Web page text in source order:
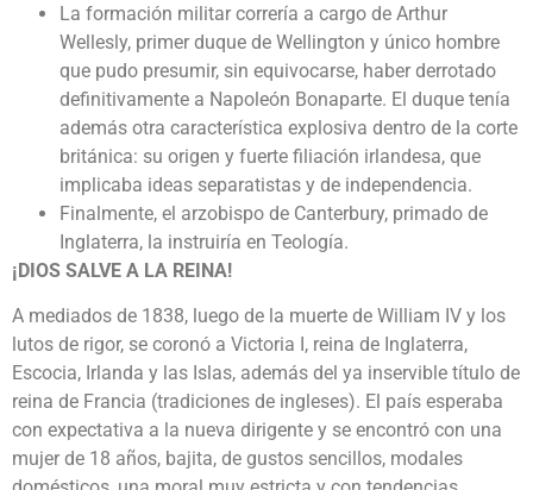
La formación militar correría a cargo de Arthur
Wellesly, primer duque de Wellington y único hombre
que pudo presumir, sin equivocarse, haber derrotado
definitivamente a Napoleón Bonaparte. El duque tenía
además otra característica explosiva dentro de la corte
británica: su origen y fuerte filiación irlandesa, que
implicaba ideas separatistas y de independencia.
Finalmente, el arzobispo de Canterbury, primado de
Inglaterra, la instruiría en Teología.
¡DIOS SALVE A LA REINA!
A mediados de 1838, luego de la muerte de William IV y los
lutos de rigor, se coronó a Victoria I, reina de Inglaterra,
Escocia, Irlanda y las Islas, además del ya inservible título de
reina de Francia (tradiciones de ingleses). El país esperaba
con expectativa a la nueva dirigente y se encontró con una
mujer de 18 años, bajita, de gustos sencillos, modales